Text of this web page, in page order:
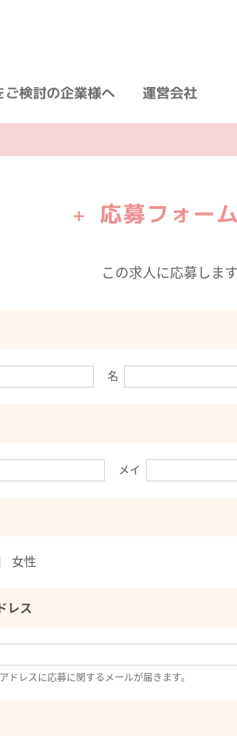
ご検討の企業様へ 運営会社
+ 応募フォーム
この求人に応募します
名
メイ
女性
レス
ドレスに応募に関するメールが届きます。